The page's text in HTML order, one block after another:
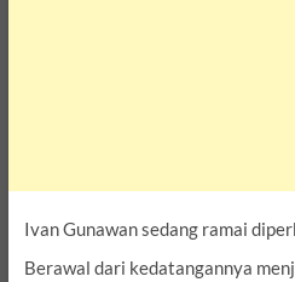
Ivan Gunawan sedang ramai
Berawal dari kedatangannya